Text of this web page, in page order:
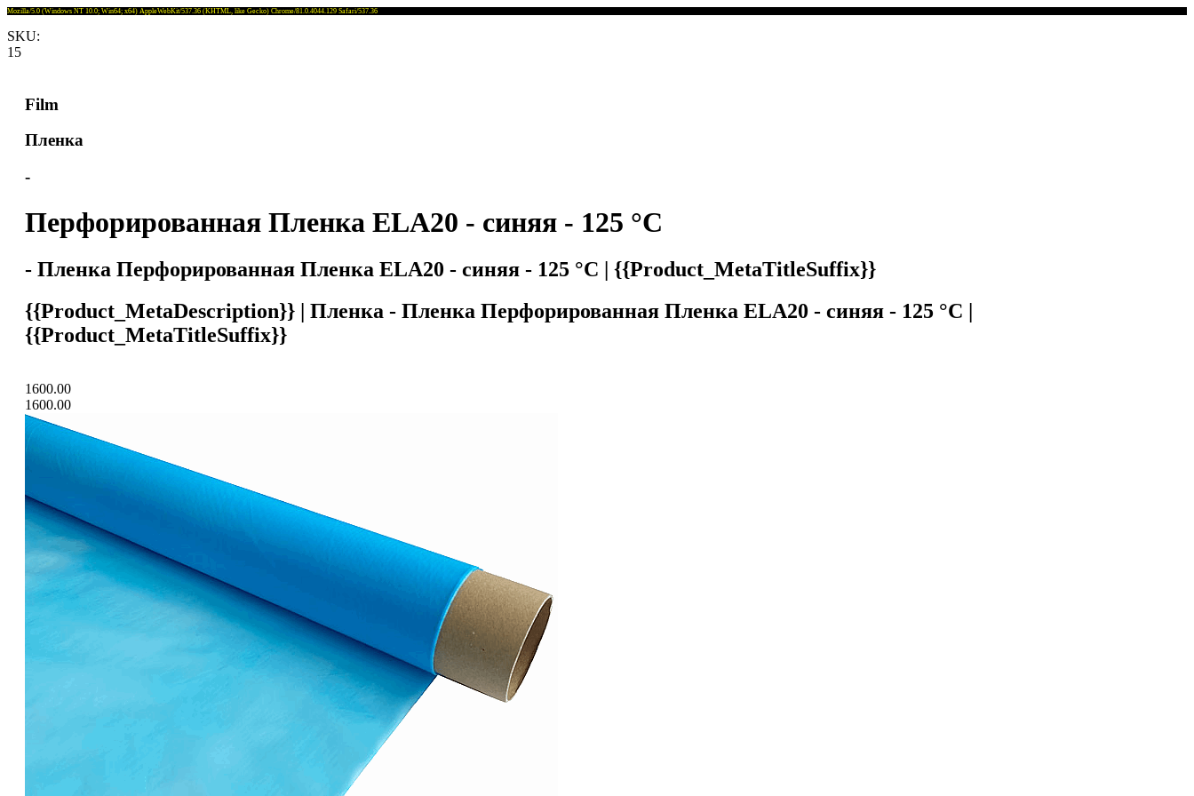
Mozilla/5.0 (Windows NT 10.0; Win64; x64) AppleWebKit/537.36 (KHTML, like Gecko) Chrome/81.0.4044.129 Safari/537.36
SKU:
15
Film
Пленка
-
Перфорированная Пленка ELA20 - синяя - 125 °C
- Пленка Перфорированная Пленка ELA20 - синяя - 125 °C | {{Product_MetaTitleSuffix}}
{{Product_MetaDescription}} | Пленка - Пленка Перфорированная Пленка ELA20 - синяя - 125 °C |
{{Product_MetaTitleSuffix}}
1600.00
1600.00